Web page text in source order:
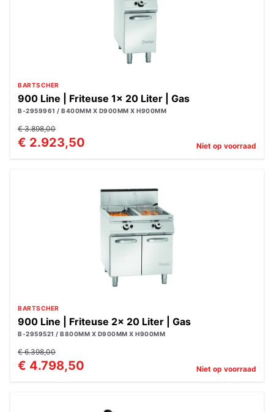
BARTSCHER
900 Line | Friteuse 1x 20 Liter | Gas
B-2959961 / B400MM X D900MM X H900MM
€ 3.898,00
€ 2.923,50 Niet op voorraad
BARTSCHER
900 Line | Friteuse 2x 20 Liter | Gas
B-2959521 / B800MM X D900MM X H900MM
€ 6.398,00
€ 4.798,50 Niet op voorraad